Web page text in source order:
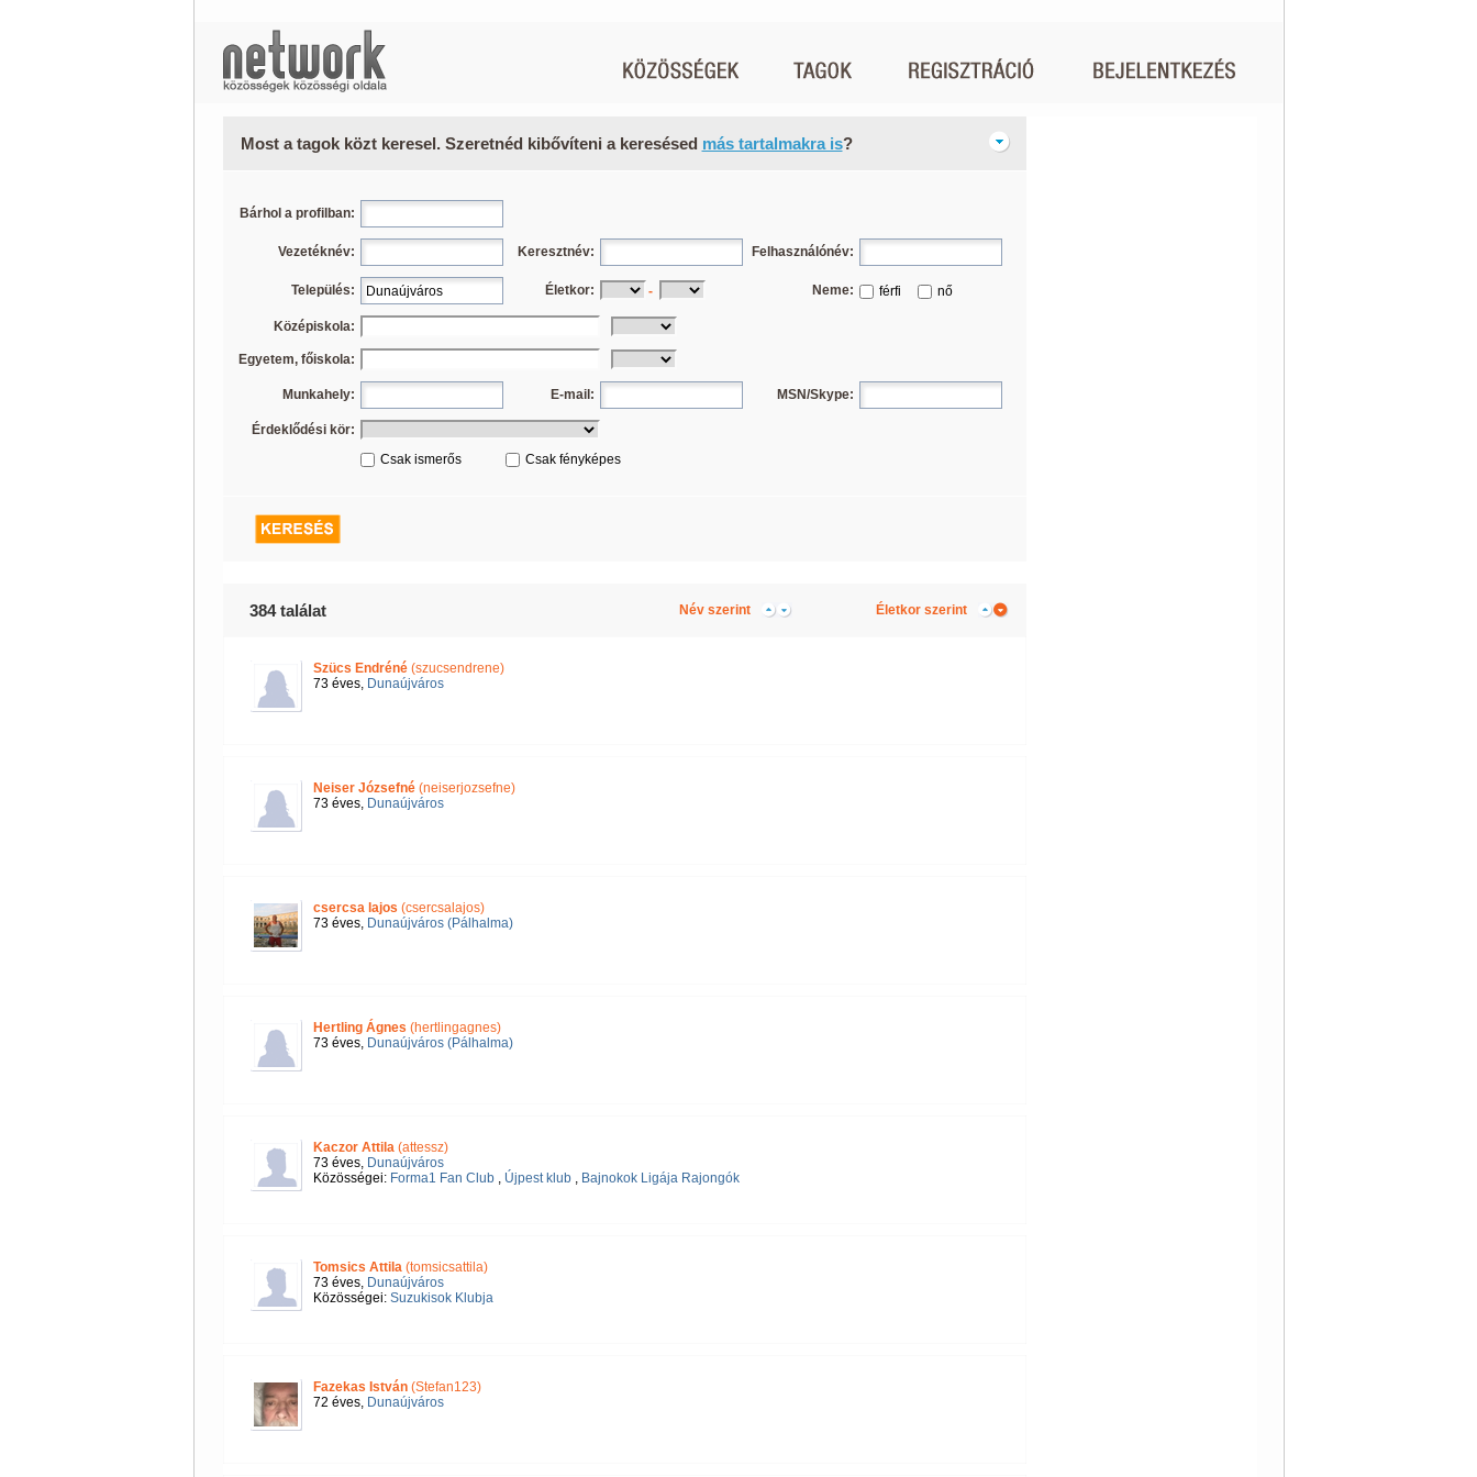
Most a tagok közt keresel. Szeretnéd kibővíteni a keresésed más tartalmakra is?
Bárhol a profilban:
Vezetéknév: Keresztnév: Felhasználónév:
Település: Életkor: - Neme: férfi nő
Középiskola:
Egyetem, főiskola:
Munkahely: E-mail: MSN/Skype:
Érdeklődési kör:
Csak ismerős
Csak fényképes
384 találat Név szerint Életkor szerint
Szücs Endréné(szucsendrene)
73 éves, Dunaújváros
Neiser Józsefné(neiserjozsefne)
73 éves, Dunaújváros
csercsa lajos (csercsalajos)
73 éves, Dunaújváros (Pálhalma)
Hertling Ágnes (hertlingagnes)
73 éves, Dunaújváros (Pálhalma)
Kaczor Attila(attessz)
73 éves, Dunaújváros
Közösségei: Forma1 Fan Club, Újpest klub, Bajnokok Ligája Rajongók
Tomsics Attila(tomsicsattila)
73 éves, Dunaújváros
Közösségei: Suzukisok Klubja
Fazekas István(Stefan123)
72 éves, Dunaújváros